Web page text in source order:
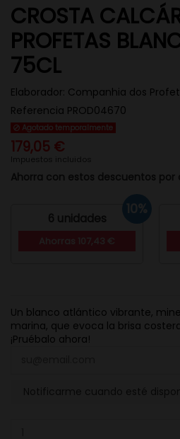
CROSTA
PROFETAS
75CL
Elaborador: Companhia dos
Referencia PROD04670
Agotado temporalmente
179,05 €
Impuestos incluidos
Ahorra con estos descuentos por
6 unidades
10%
Un blanco atlántico vibrante,
marina, que evoca la brisa
¡Pruébalo ahora!